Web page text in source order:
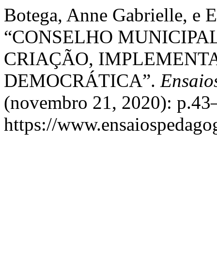
Botega, Anne Gabrielle, e
“CONSELHO
CRIAÇÃO,
DEMOCRÁTICA”.
(novembro 21, 2020):
https://